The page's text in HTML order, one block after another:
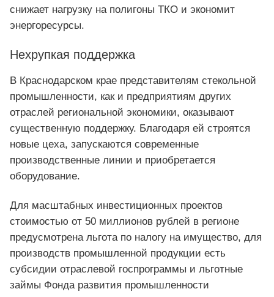
снижает нагрузку на полигоны ТКО и экономит
энергоресурсы.
Нехрупкая поддержка
В Краснодарском крае представителям стекольной
промышленности, как и предприятиям других
отраслей региональной экономики, оказывают
существенную поддержку. Благодаря ей строятся
новые цеха, запускаются современные
производственные линии и приобретается
оборудование.
Для масштабных инвестиционных проектов
стоимостью от 50 миллионов рублей в регионе
предусмотрена льгота по налогу на имущество, для
производств промышленной продукции есть
субсидии отраслевой госпрограммы и льготные
займы Фонда развития промышленности